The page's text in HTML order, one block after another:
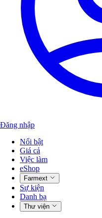
Đăng nhập
Nổi bật
Giá cả
Việc làm
eShop
Farmext
Sự kiện
Danh bạ
Thư viện